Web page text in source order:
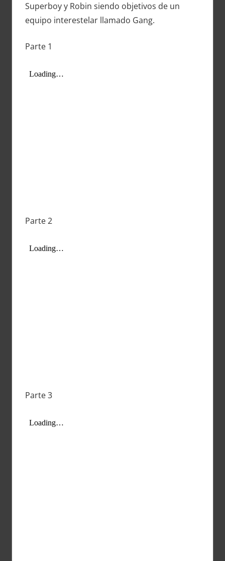
Superboy y Robin siendo objetivos de un
equipo interestelar llamado Gang.
Parte 1
Parte 2
Parte 3